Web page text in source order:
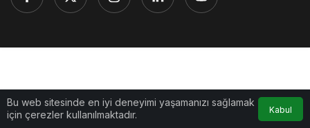
Bu web sitesinde en iyi deneyimi yaşamanızı sağlamak
için çerezler kullanılmaktadır.
Kabul